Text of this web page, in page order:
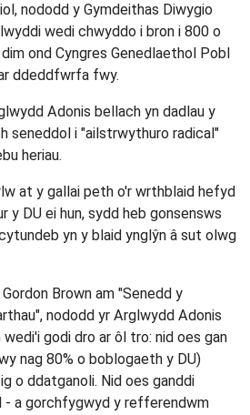
nododd y Gymdeithas Diwygio
wedi chwyddo i bron i 800 o
ond Cyngres Genedlaethol Pobl
ddeddfwrfa fwy.
Adonis bellach yn dadlau y
seneddol i "ailstrwythuro radical"
heriau.
at y gallai peth o'r wrthblaid hefyd
y DU ei hun, sydd heb gonsensws
yn y blaid ynglŷn â sut olwg
Brown am "Senedd y
nododd yr Arglwydd Adonis
godi dro ar ôl tro: nid oes gan
nag 80% o boblogaeth y DU)
o ddatganoli. Nid oes ganddi
- a gorchfygwyd y refferendwm